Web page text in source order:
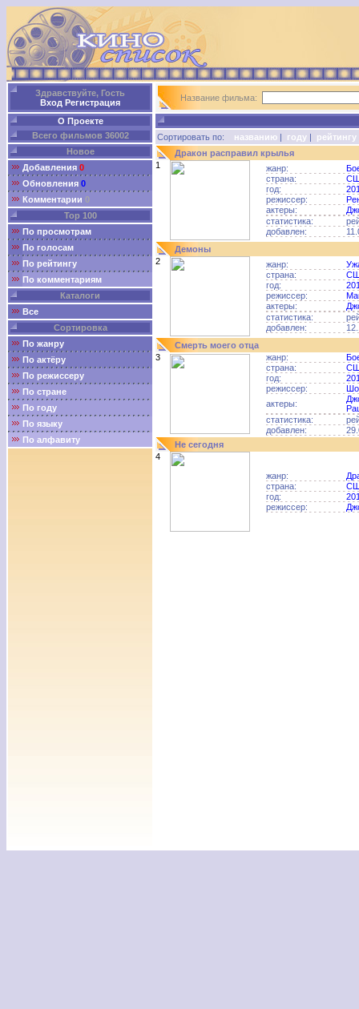
Здравствуйте, Гость
Вход Регистрация
О Проекте
Всего фильмов 36002
Новое
Добавления 0
Обновления 0
Комментарии 0
Top 100
По просмотрам
По голосам
По рейтингу
По комментариям
Каталоги
Все
Сортировка
По жанру
По актёру
По режиссеру
По стране
По году
По языку
По алфавиту
Название фильма:
Сортировать по: названию | году | рейтингу
Дракон расправил крылья
1
жанр:
страна:
год:
режиссер:
актеры:
статистика:
добавлен:
Демоны
2
жанр:
страна:
год:
режиссер:
актеры:
статистика:
добавлен:
Смерть моего отца
3
жанр:
страна:
год:
режиссер:
актеры:
статистика:
добавлен:
Не сегодня
4
жанр:
страна:
год:
режиссер: